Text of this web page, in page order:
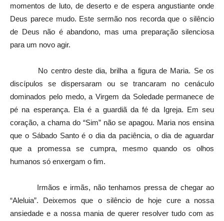
momentos de luto, de deserto e de espera angustiante onde
Deus parece mudo. Este sermão nos recorda que o silêncio
de Deus não é abandono, mas uma preparação silenciosa
para um novo agir.
No centro deste dia, brilha a figura de Maria. Se os
discípulos se dispersaram ou se trancaram no cenáculo
dominados pelo medo, a Virgem da Soledade permanece de
pé na esperança. Ela é a guardiã da fé da Igreja. Em seu
coração, a chama do “Sim” não se apagou. Maria nos ensina
que o Sábado Santo é o dia da paciência, o dia de aguardar
que a promessa se cumpra, mesmo quando os olhos
humanos só enxergam o fim.
Irmãos e irmãs, não tenhamos pressa de chegar ao
“Aleluia”. Deixemos que o silêncio de hoje cure a nossa
ansiedade e a nossa mania de querer resolver tudo com as